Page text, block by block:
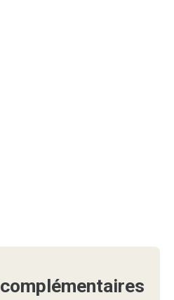
complémentaires